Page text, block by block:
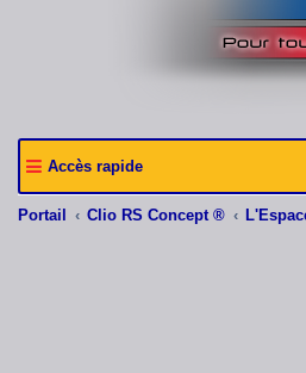
Accès rapide
Portail Clio RS Concept ®